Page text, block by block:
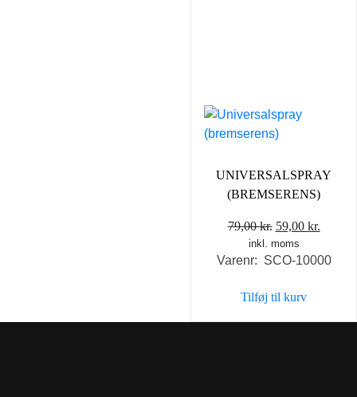
UNIVERSALSPRAY
(BREMSERENS)
79,00kr. Den
oprindelige
pris
79,00 kr..
59,00 kr.
pris
inkl. moms
Varenr: SCO-10000
Tilføj til kurv